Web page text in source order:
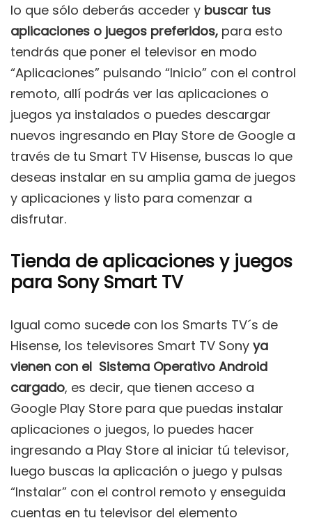
lo que sólo deberás acceder y buscar tus
aplicaciones o juegos preferidos, para esto
tendrás que poner el televisor en modo
“Aplicaciones” pulsando “Inicio” con el control
remoto, allí podrás ver las aplicaciones o
juegos ya instalados o puedes descargar
nuevos ingresando en Play Store de Google a
través de tu Smart TV Hisense, buscas lo que
deseas instalar en su amplia gama de juegos
y aplicaciones y listo para comenzar a
disfrutar.
Tienda de aplicaciones y juegos
para Sony Smart TV
Igual como sucede con los Smarts TV´s de
Hisense, los televisores Smart TV Sony ya
vienen con el Sistema Operativo Android
cargado, es decir, que tienen acceso a
Google Play Store para que puedas instalar
aplicaciones o juegos, lo puedes hacer
ingresando a Play Store al iniciar tú televisor,
luego buscas la aplicación o juego y pulsas
“Instalar” con el control remoto y enseguida
cuentas en tu televisor del elemento